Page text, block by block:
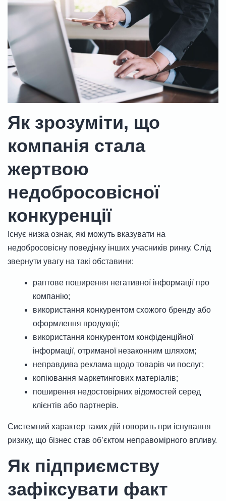
Як зрозуміти, що
компанія стала
жертвою
недобросовісної
конкуренції
Існує низка ознак, які можуть вказувати на
недобросовісну поведінку інших учасників ринку. Слід
звернути увагу на такі обставини:
раптове поширення негативної інформації про
компанію;
використання конкурентом схожого бренду або
оформлення продукції;
використання конкурентом конфіденційної
інформації, отриманої незаконним шляхом;
неправдива реклама щодо товарів чи послуг;
копіювання маркетингових матеріалів;
поширення недостовірних відомостей серед
клієнтів або партнерів.
Системний характер таких дій говорить при існування
ризику, що бізнес став обʼєктом неправомірного впливу.
Як підприємству
зафіксувати факт